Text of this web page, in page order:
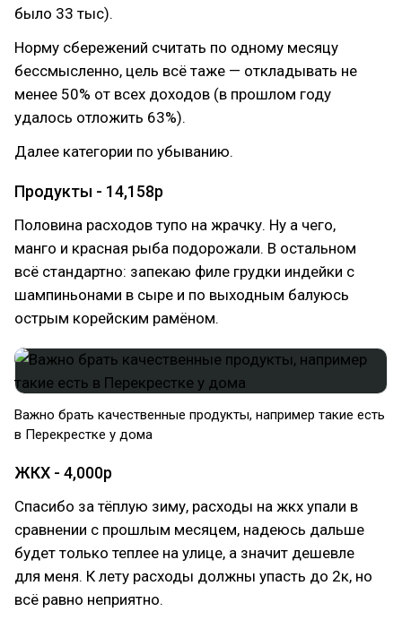
было 33 тыс).
Норму сбережений считать по одному месяцу
бессмысленно, цель всё таже — откладывать не
менее 50% от всех доходов (в прошлом году
удалось отложить 63%).
Далее категории по убыванию.
Продукты - 14,158р
Половина расходов тупо на жрачку. Ну а чего,
манго и красная рыба подорожали. В остальном
всё стандартно: запекаю филе грудки индейки с
шампиньонами в сыре и по выходным балуюсь
острым корейским рамёном.
Важно брать качественные продукты, например такие есть
в Перекрестке у дома
ЖКХ - 4,000р
Спасибо за тёплую зиму, расходы на жкх упали в
сравнении с прошлым месяцем, надеюсь дальше
будет только теплее на улице, а значит дешевле
для меня. К лету расходы должны упасть до 2к, но
всё равно неприятно.